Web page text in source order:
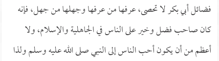
فضائل أبي بكر لا تحصى، عرفها من عرفها وجهلها من جهل، فإنه
كان صاحب فضل وخير على الناس في الجاهلية والإسلام، ولا
أعظم من أن يكون أحب الناس إلى النبي صلى الله عليه وسلم ولذا